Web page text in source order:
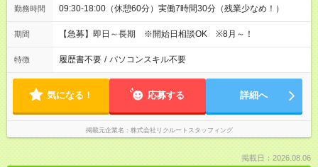
勤務時間 09:30-18:00（休憩60分）実働7時間30分（残業少なめ！）
期間 【急募】即日～長期 ※開始日相談OK ※8月～！
特徴 履歴書不要 / パソコンスキル不要
気になる！ 応募する 詳細へ
掲載元企業名 株式会社リクルートスタッフィング
掲載日：2026.08.06